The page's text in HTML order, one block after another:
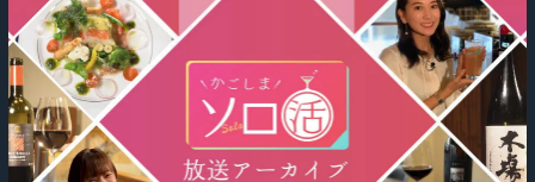
KYT news every かごしま
かごしまソロ活
It推しTV